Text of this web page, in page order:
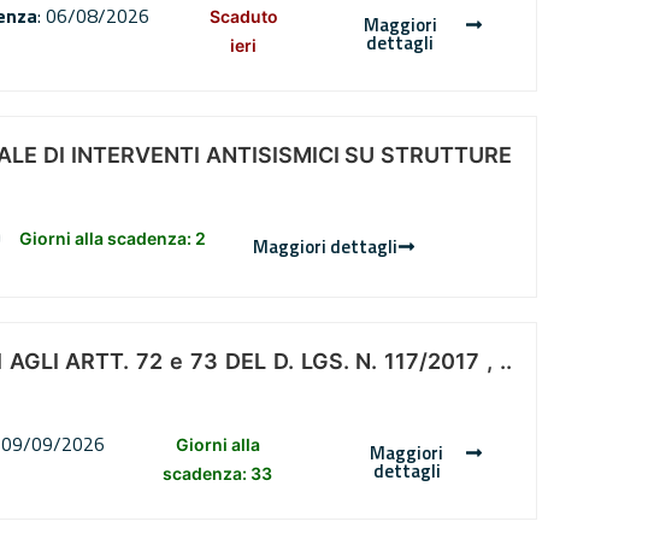
: 06/08/2026
Scaduto
ieri
Maggiori
dettagli
DI INTERVENTI ANTISISMICI SU STRUTTURE
Giorni alla scadenza: 2 Maggiori dettagli
AGLI ARTT. 72 e 73 DEL D. LGS. N. 117/2017 , ..
09/2026
Giorni alla
scadenza: 33
Maggiori
dettagli